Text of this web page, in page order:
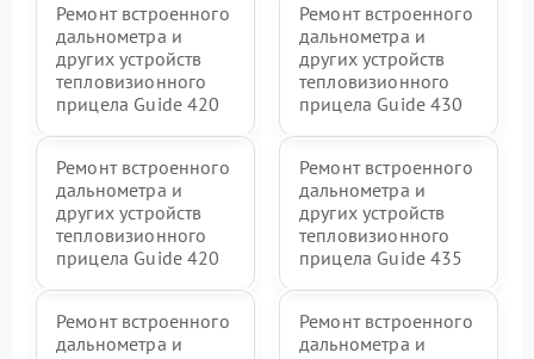
Ремонт встроенного
дальнометра и
других устройств
тепловизионного
прицела Guide 420
Ремонт встроенного
дальнометра и
других устройств
тепловизионного
прицела Guide 430
Ремонт встроенного
дальнометра и
других устройств
тепловизионного
прицела Guide 420
Ремонт встроенного
дальнометра и
других устройств
тепловизионного
прицела Guide 435
Ремонт встроенного
дальнометра и
Ремонт встроенного
дальнометра и